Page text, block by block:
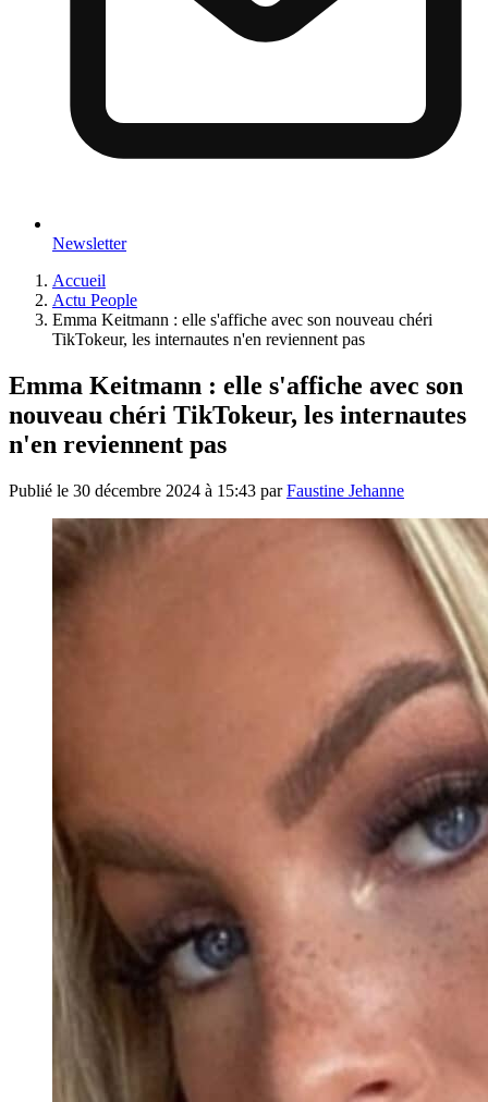
Newsletter
Accueil
Actu People
Emma Keitmann : elle s'affiche avec son nouveau chéri
TikTokeur, les internautes n'en reviennent pas
Emma Keitmann : elle s'affiche avec son
nouveau chéri TikTokeur, les internautes
n'en reviennent pas
Publié le 30 décembre 2024 à 15:43 parFaustine Jehanne